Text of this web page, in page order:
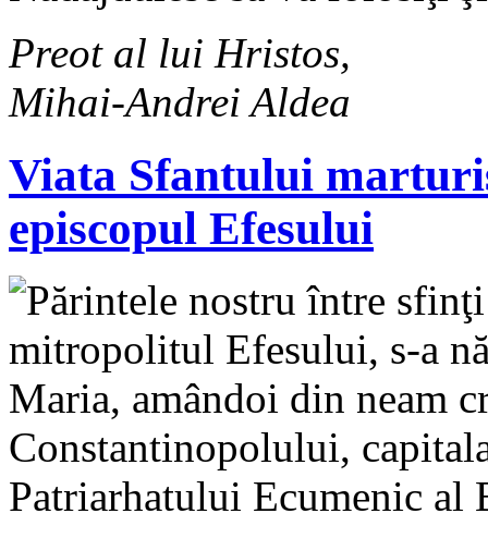
Preot al lui Hristos,
Mihai-Andrei Aldea
Viata Sfantului
episcopul Efesului
Părintele nostru între
mitropolitul Efesului, s-a
Maria, amândoi din neam
Constantinopolului,
Patriarhatului Ecumenic al